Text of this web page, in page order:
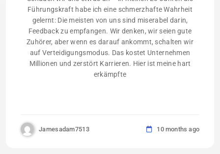
Führungskraft habe ich eine schmerzhafte Wahrheit
gelernt: Die meisten von uns sind miserabel darin,
Feedback zu empfangen. Wir denken, wir seien gute
Zuhörer, aber wenn es darauf ankommt, schalten wir
auf Verteidigungsmodus. Das kostet Unternehmen
Millionen und zerstört Karrieren. Hier ist meine hart
erkämpfte
Jamesadam7513 10 months ago